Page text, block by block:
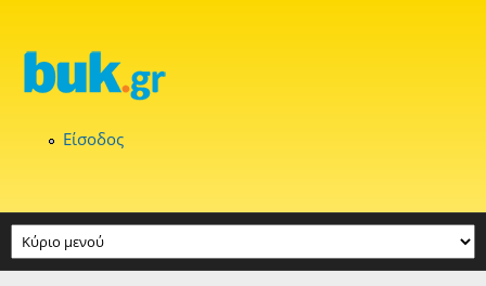
Είσοδος